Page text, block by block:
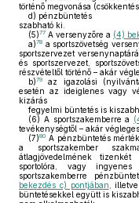
történő megvonása
d) pénzbüntetés
szabható ki.
(5)77 A versenyzőre a (4)
a)78 a sportszövetség
sportszervezet
és sportszervezet,
részvételtől történő – akár
b)79
az igazolási
esetén az ideiglenes vagy
kizárás
fegyelmi büntetés is
(6) A sportszakemberre a
tevékenységtől – akár
(7)80 A pénzbüntetés
a sportszakember
átlagjövedelmének
sportolóra, vagy ingyenes
sportszakemberre
bekezdés c) pontjában ,
büntetésekkel együtt is